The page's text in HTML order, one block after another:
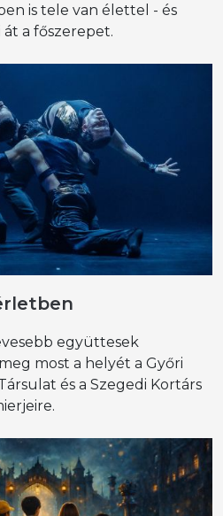
is tele van élettel - és
a főszerepet.
együttesek
most a helyét a Győri
és a Szegedi Kortárs